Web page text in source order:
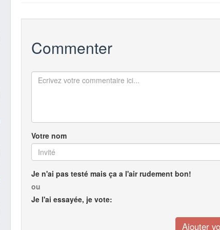
Commenter
Votre nom
Je n'ai pas testé mais ça a l'air rudement bon!
ou
Je l'ai essayée, je vote: